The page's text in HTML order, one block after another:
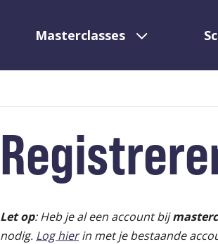
Masterclasses
Let op: Heb je al een account bij
nodig. Log hierin met je bestaande